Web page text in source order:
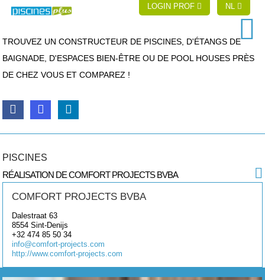
LOGIN PROF NL
TROUVEZ UN CONSTRUCTEUR DE PISCINES, D'ÉTANGS DE
BAIGNADE, D'ESPACES BIEN-ÊTRE OU DE POOL HOUSES PRÈS
DE CHEZ VOUS ET COMPAREZ !
PISCINES
RÉALISATION DE COMFORT PROJECTS BVBA
COMFORT PROJECTS BVBA
Dalestraat 63
8554 Sint-Denijs
+32 474 85 50 34
info@comfort-projects.com
http://www.comfort-projects.com